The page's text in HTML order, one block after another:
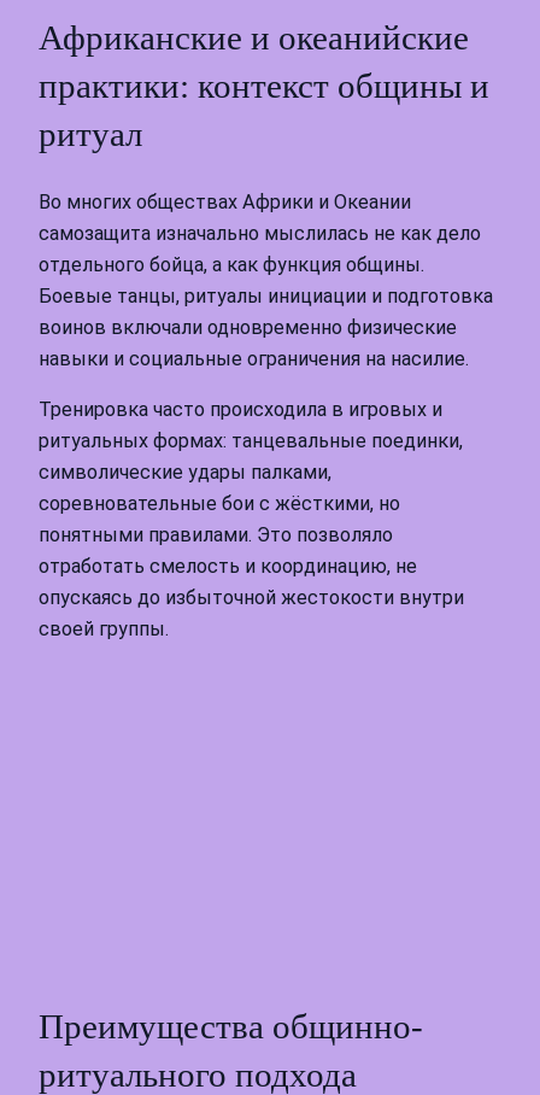
Африканские и океанийские
практики: контекст общины и
ритуал
Во многих обществах Африки и Океании
самозащита изначально мыслилась не как дело
отдельного бойца, а как функция общины.
Боевые танцы, ритуалы инициации и подготовка
воинов включали одновременно физические
навыки и социальные ограничения на насилие.
Тренировка часто происходила в игровых и
ритуальных формах: танцевальные поединки,
символические удары палками,
соревновательные бои с жёсткими, но
понятными правилами. Это позволяло
отработать смелость и координацию, не
опускаясь до избыточной жестокости внутри
своей группы.
Преимущества общинно-
ритуального подхода